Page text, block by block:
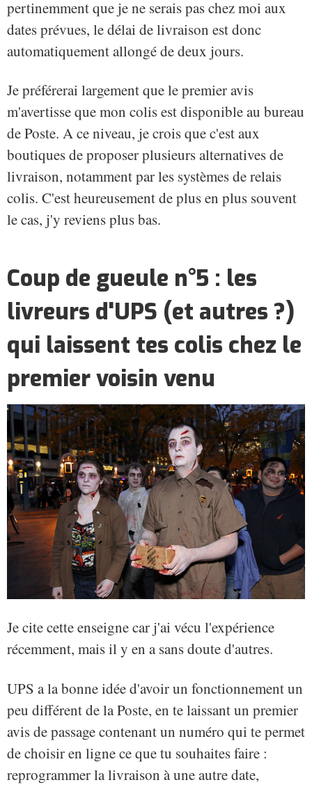
pertinemment que je ne serais pas chez moi aux
dates prévues, le délai de livraison est donc
automatiquement allongé de deux jours.
Je préférerai largement que le premier avis
m'avertisse que mon colis est disponible au bureau
de Poste. A ce niveau, je crois que c'est aux
boutiques de proposer plusieurs alternatives de
livraison, notamment par les systèmes de relais
colis. C'est heureusement de plus en plus souvent
le cas, j'y reviens plus bas.
Coup de gueule n°5 : les
livreurs d'UPS (et autres ?)
qui laissent tes colis chez le
premier voisin venu
Je cite cette enseigne car j'ai vécu l'expérience
récemment, mais il y en a sans doute d'autres.
UPS a la bonne idée d'avoir un fonctionnement un
peu différent de la Poste, en te laissant un premier
avis de passage contenant un numéro qui te permet
de choisir en ligne ce que tu souhaites faire :
reprogrammer la livraison à une autre date,